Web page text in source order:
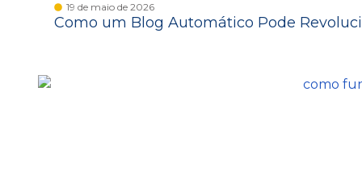
19 de maio de 2026
Como um Blog Automático Pode